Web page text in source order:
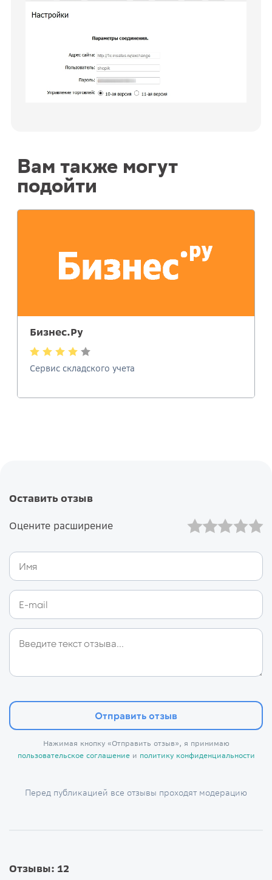
Вам также могут
подойти
Бизнес.Ру
Сервис складского учета
Оставить отзыв
Оцените расширение
Отправить отзыв
Нажимая кнопку «Отправить отзыв», я принимаю
пользовательское соглашениеи политику конфиденциальности
Перед публикацией все отзывы проходят модерацию
Отзывы: 12